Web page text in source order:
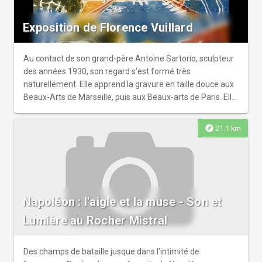
Exposition de Florence Vuillard
Au contact de son grand-père Antoine Sartorio, sculpteur
des années 1930, son regard s’est formé très
naturellement. Elle apprend la gravure en taille douce aux
Beaux-Arts de Marseille, puis aux Beaux-arts de Paris. Elle
dans les calanques et la garrigue provençales. Ces
paysages méditerranéens l’émerveillent, elle nous les fait
découvrir en traduisant à sa manière la beauté de la
lumière et de la nature environnante.r A Paris, ce sont
plutôt des atmosphères d’ateliers, des modèles vivants,
dont il résulte une belle série d’arlequins.r
explore 21.1 km
Napoléon : l'aigle et la muse - Son et
Lumière au Rocher Mistral
Des champs de bataille jusque dans l’intimité de